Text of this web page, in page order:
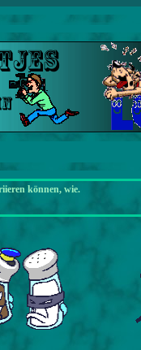
können, wie.